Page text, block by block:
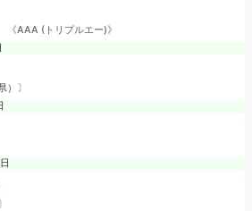
《AAA (トリプルエー)》
）〕